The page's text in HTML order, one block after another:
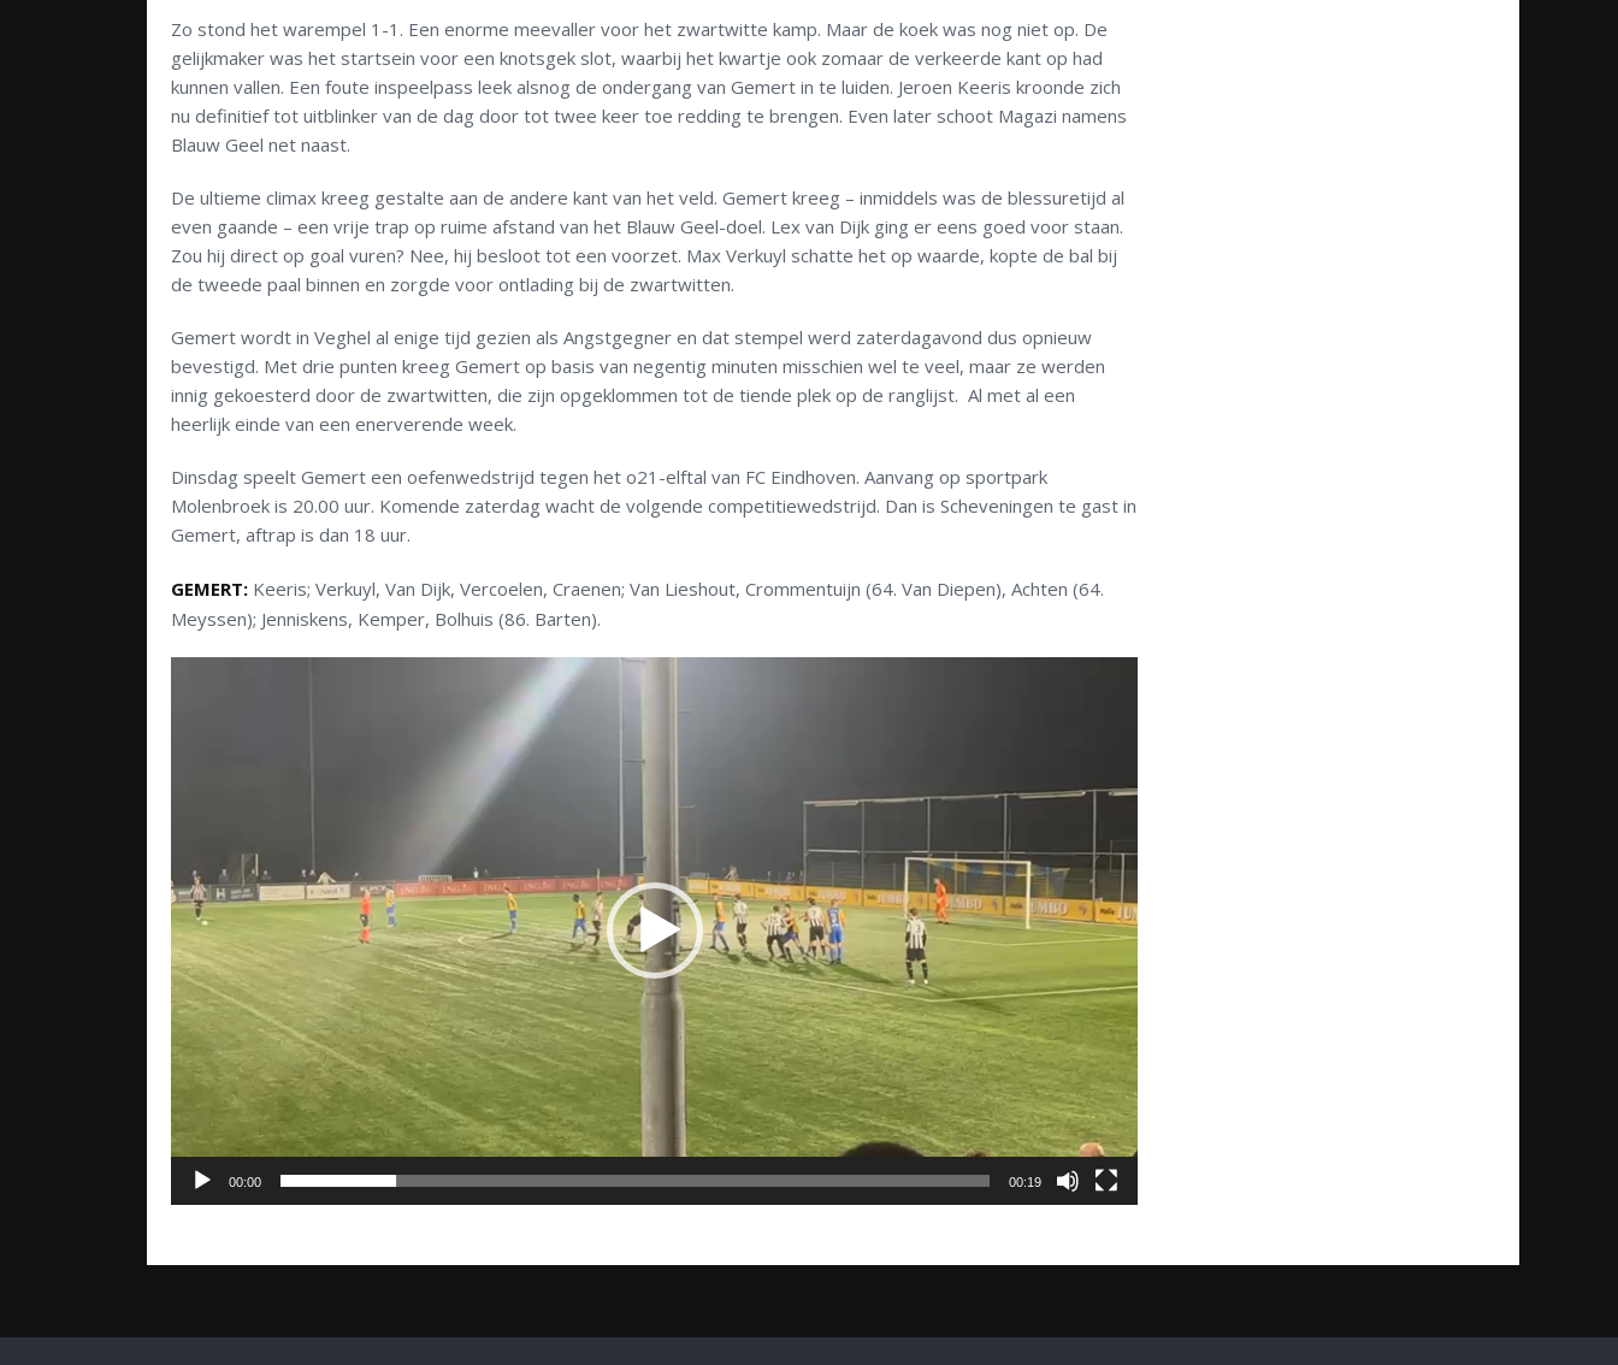
Zo stond het warempel 1-1. Een enorme meevaller voor het zwartwitte kamp. Maar de koek was nog niet op. De
gelijkmaker was het startsein voor een knotsgek slot, waarbij het kwartje ook zomaar de verkeerde kant op had
kunnen vallen. Een foute inspeelpass leek alsnog de ondergang van Gemert in te luiden. Jeroen Keeris kroonde zich
nu definitief tot uitblinker van de dag door tot twee keer toe redding te brengen. Even later schoot Magazi namens
Blauw Geel net naast.
De ultieme climax kreeg gestalte aan de andere kant van het veld. Gemert kreeg – inmiddels was de blessuretijd al
even gaande – een vrije trap op ruime afstand van het Blauw Geel-doel. Lex van Dijk ging er eens goed voor staan.
Zou hij direct op goal vuren? Nee, hij besloot tot een voorzet. Max Verkuyl schatte het op waarde, kopte de bal bij
de tweede paal binnen en zorgde voor ontlading bij de zwartwitten.
Gemert wordt in Veghel al enige tijd gezien als Angstgegner en dat stempel werd zaterdagavond dus opnieuw
bevestigd. Met drie punten kreeg Gemert op basis van negentig minuten misschien wel te veel, maar ze werden
innig gekoesterd door de zwartwitten, die zijn opgeklommen tot de tiende plek op de ranglijst. Al met al een
heerlijk einde van een enerverende week.
Dinsdag speelt Gemert een oefenwedstrijd tegen het o21-elftal van FC Eindhoven. Aanvang op sportpark
Molenbroek is 20.00 uur. Komende zaterdag wacht de volgende competitiewedstrijd. Dan is Scheveningen te gast in
Gemert, aftrap is dan 18 uur.
GEMERT: Keeris; Verkuyl, Van Dijk, Vercoelen, Craenen; Van Lieshout, Crommentuijn (64. Van Diepen), Achten (64.
Meyssen); Jenniskens, Kemper, Bolhuis (86. Barten).
00:00 00:19